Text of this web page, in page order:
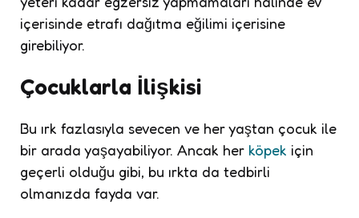
içerisinde etrafı dağıtma eğilimi içerisine
girebiliyor.
Çocuklarla İlişkisi
Bu ırk fazlasıyla sevecen ve her yaştan çocuk ile
bir arada yaşayabiliyor. Ancak her köpek için
geçerli olduğu gibi, bu ırkta da tedbirli
olmanızda fayda var.